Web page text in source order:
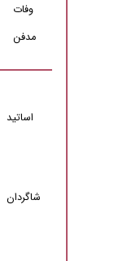
وفات
مدفن
اساتید
شاگردان